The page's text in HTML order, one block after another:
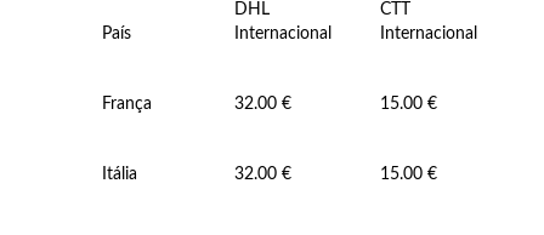
País
DHL
Internacional
CTT
Internacional
França 32.00 € 15.00 €
Itália 32.00 € 15.00 €